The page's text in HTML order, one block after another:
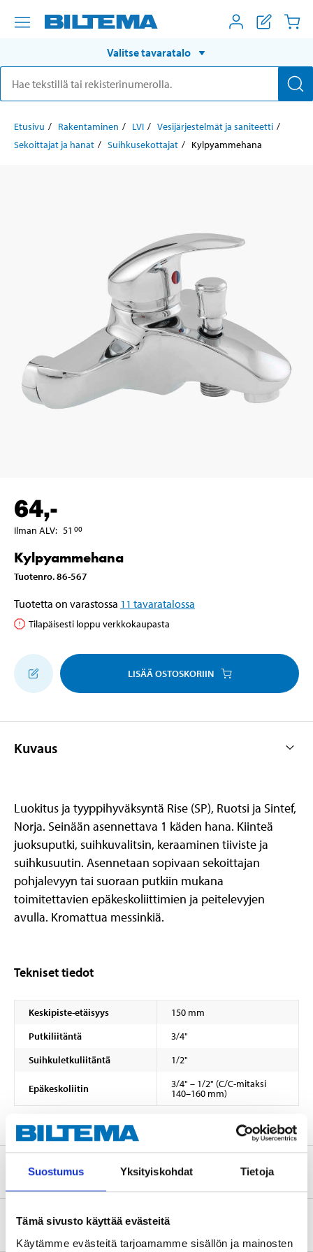
Suostumus Yksityiskohdat Tietoja
Tämä sivusto käyttää evästeitä
Käytämme evästeitä tarjoamamme sisällön ja mainosten
Valitse tavaratalo
Etusivu Rakentaminen LVI
Vesijärjestelmät ja saniteetti
Sekoittajat ja hanat
Suihkusekottajat Kylpyammehana
64,-
Ilman ALV: 51 00
Kylpyammehana
Tuotenro.86-567
Tuotetta on varastossa 11 tavaratalossa
Tilapäisesti loppu verkkokaupasta
LISÄÄ OSTOSKORIIN
Kuvaus
Luokitus ja tyyppihyväksyntä Rise (SP), Ruotsi ja Sintef,
Norja. Seinään asennettava 1 käden hana. Kiinteä
juoksuputki, suihkuvalitsin, keraaminen tiiviste ja
suihkusuutin. Asennetaan sopivaan sekoittajan
pohjalevyyn tai suoraan putkiin mukana
toimitettavien epäkeskoliittimien ja peitelevyjen
avulla. Kromattua messinkiä.
Tekniset tiedot
Keskipiste-etäisyys
150 mm
Putkiliitäntä
3/4"
Suihkuletkuliitäntä
1/2"
Epäkeskoliitin 3/4" – 1/2" (C/C-mitaksi
140–160 mm)
Turvallisuustiedot ja muut asiakirjat
Tietoa valmistajasta